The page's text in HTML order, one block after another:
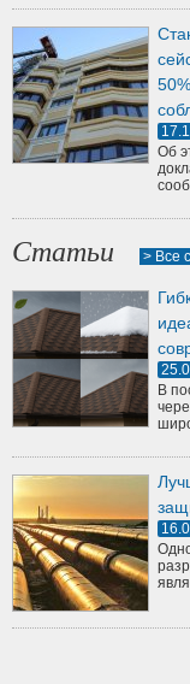
Об
Статьи > Все
В